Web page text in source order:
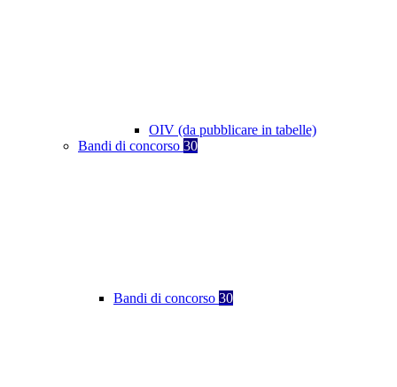
OIV (da pubblicare in tabelle)
Bandi di concorso 30
Bandi di concorso 30